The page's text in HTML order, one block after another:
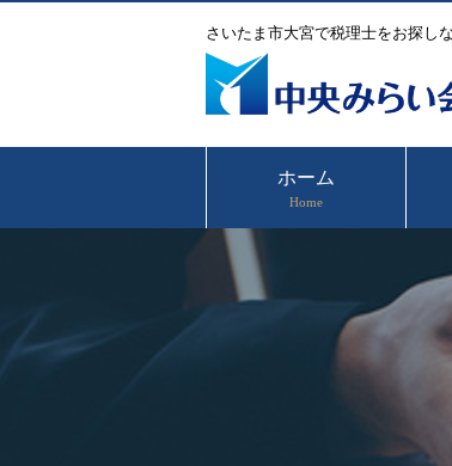
さいたま市大宮で税理士をお探し
ホーム
Home